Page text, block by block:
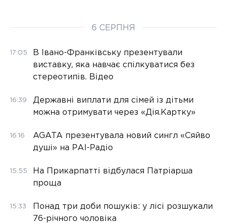
6 СЕРПНЯ
17:05
В Івано-Франківську презентували
виставку, яка навчає спілкуватися без
стереотипів. Відео
16:39
Державні виплати для сімей із дітьми
можна отримувати через «Дія.Картку»
16:16
AGATA презентувала новий сингл «Сяйво
душі» на РАІ-Радіо
15:55
На Прикарпатті відбулася Патріарша
проща
15:33
Понад три доби пошуків: у лісі розшукали
76-річного чоловіка